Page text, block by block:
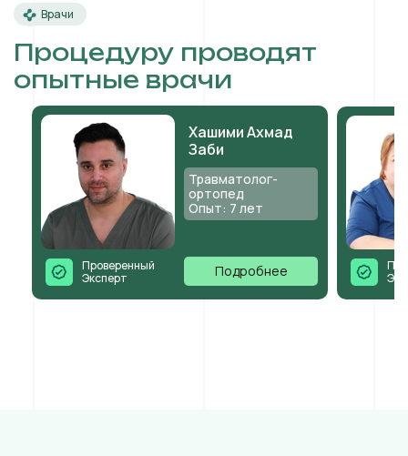
Врачи
Процедуру проводят
опытные врачи
Проверенный
Эксперт
Хашими Ахмад
Заби
Травматолог-
ортопед
Опыт: 7 лет
Подробнее